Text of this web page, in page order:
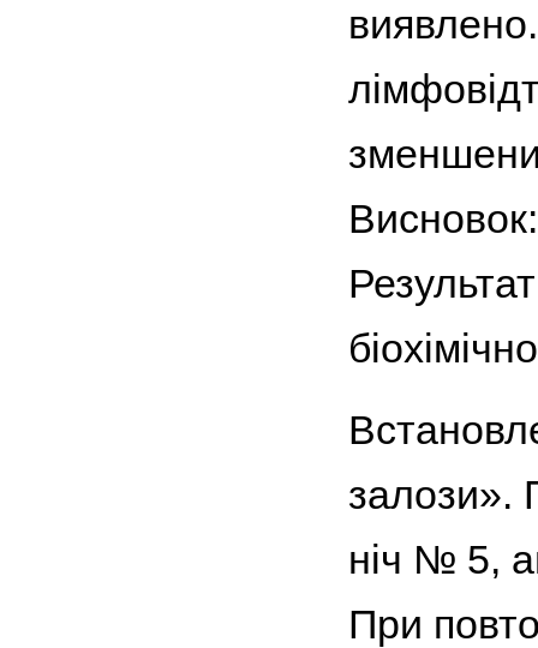
залози».
ніч № 5,
При